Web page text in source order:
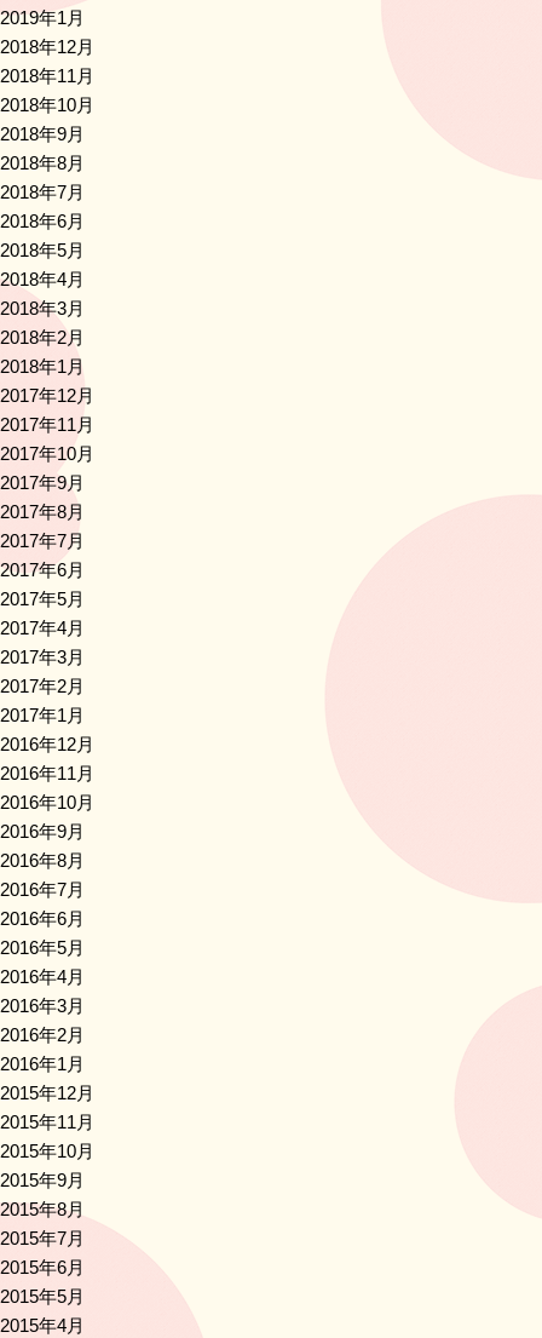
2019年1月
2018年12月
2018年11月
2018年10月
2018年9月
2018年8月
2018年7月
2018年6月
2018年5月
2018年4月
2018年3月
2018年2月
2018年1月
2017年12月
2017年11月
2017年10月
2017年9月
2017年8月
2017年7月
2017年6月
2017年5月
2017年4月
2017年3月
2017年2月
2017年1月
2016年12月
2016年11月
2016年10月
2016年9月
2016年8月
2016年7月
2016年6月
2016年5月
2016年4月
2016年3月
2016年2月
2016年1月
2015年12月
2015年11月
2015年10月
2015年9月
2015年8月
2015年7月
2015年6月
2015年5月
2015年4月